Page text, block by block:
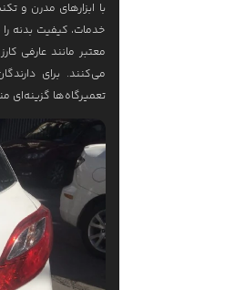
با ابزارهای مدرن و
خدمات، کیفیت بدنه
معتبر مانند عارفی
می‌کنند. برای
تعمیرگاه‌ها